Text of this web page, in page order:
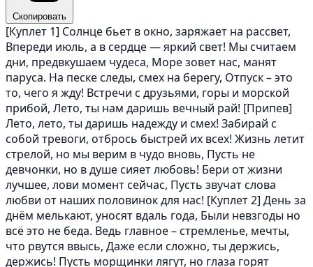
Скопировать
[Куплет 1] Солнце бьет в окно, заряжает на рассвет,
Впереди июль, а в сердце — яркий свет! Мы считаем
дни, предвкушаем чудеса, Море зовет нас, манят
паруса. На песке следы, смех на берегу, Отпуск – это
то, чего я жду! Встречи с друзьями, горы и морской
прибой, Лето, ты нам даришь вечный рай! [Припев]
Лето, лето, ты даришь надежду и смех! Забирай с
собой тревоги, отбрось быстрей их всех! Жизнь летит
стрелой, но мы верим в чудо вновь, Пусть не
девчонки, но в душе сияет любовь! Бери от жизни
лучшее, лови момент сейчас, Пусть звучат слова
любви от наших половинок для нас! [Куплет 2] День за
днём мелькают, уносят вдаль года, Были невзгоды но
всё это не беда. Ведь главное – стремленье, мечты,
что рвутся ввысь, Даже если сложно, ты держись,
держись! Пусть морщинки лягут, но глаза горят